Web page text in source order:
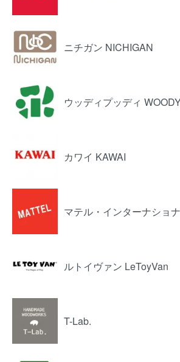
ニチガン NICHIGAN
ウッディプッディ
カワイ KAWAI
マテル・インターナショ
ルトイヴァン LeToyVan
T-Lab.